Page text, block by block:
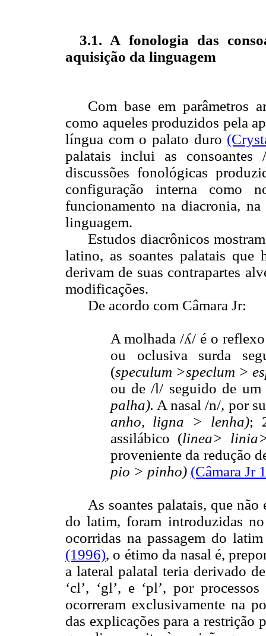
3.1. A fonologia das
aquisição da linguagem
Com base em parâmetros
como aqueles produzidos pela
língua com o palato duro
palatais inclui as
discussões fonológicas
configuração interna
funcionamento na diacronia,
linguagem.
Estudos diacrônicos
latino, as soantes palatais
derivam de suas contrapartes
modificações.
De acordo com Câmara Jr:
A molhada /ʎ/ é o
ou oclusiva surda
(speculum >speclum >
ou de /l/ seguido de
palha). A nasal /n/, por
anho, ligna > lenha);
assilábico (linea>
proveniente da redução
pio > pinho) (Câmara Jr
As soantes palatais, que não
do latim, foram introduzidas
ocorridas na passagem do
(1996), o étimo da nasal é,
a lateral palatal teria derivado
‘cl’, ‘gl’, e ‘pl’, por
ocorreram exclusivamente na
das explicações para a restrição